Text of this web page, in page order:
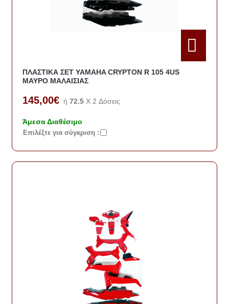
ΠΛΑΣΤΙΚΑ ΣΕΤ YAMAHA CRYPTON R 105 4US
ΜΑΥΡΟ ΜΑΛΑΙΣΙΑΣ
145,00€ ή 72.5 X 2 Δόσεις
Άμεσα Διαθέσιμο
Eπιλέξτε για σύγκριση :